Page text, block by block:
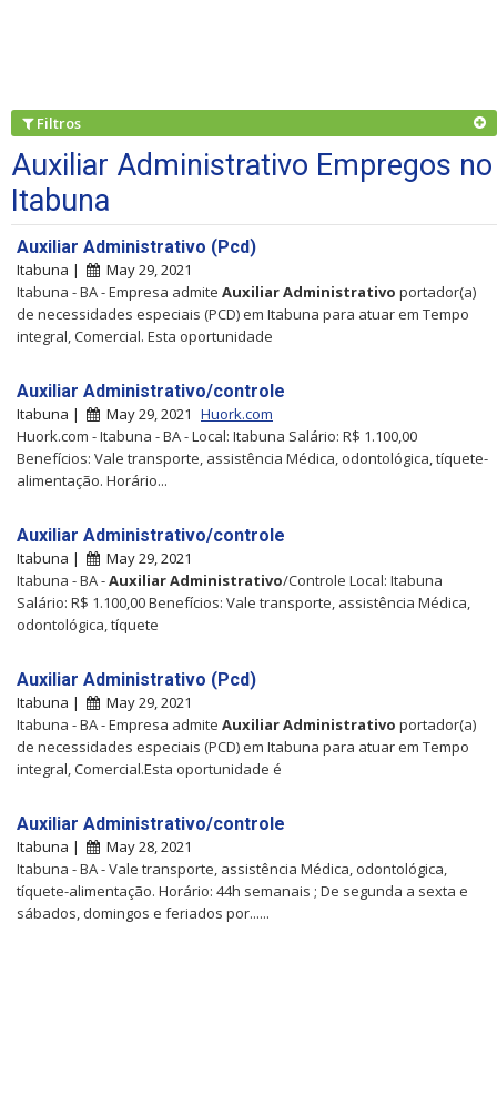
Filtros
Auxiliar Administrativo Empregos no
Itabuna
Auxiliar Administrativo (Pcd)
Itabuna |
May 29, 2021
Itabuna - BA - Empresa admite AuxiliarAdministrativo portador(a)
de necessidades especiais (PCD) em Itabuna para atuar em Tempo
integral, Comercial. Esta oportunidade
Auxiliar Administrativo/controle
Itabuna | May 29, 2021 Huork.com
Huork.com - Itabuna - BA - Local: Itabuna Salário: R$ 1.100,00
Benefícios: Vale transporte, assistência Médica, odontológica, tíquete-
alimentação. Horário...
Auxiliar Administrativo/controle
Itabuna |
May 29, 2021
Itabuna - BA -AuxiliarAdministrativo/Controle Local: Itabuna
Salário: R$ 1.100,00 Benefícios: Vale transporte, assistência Médica,
odontológica, tíquete
Auxiliar Administrativo (Pcd)
Itabuna |
May 29, 2021
Itabuna - BA - Empresa admite AuxiliarAdministrativo portador(a)
de necessidades especiais (PCD) em Itabuna para atuar em Tempo
integral, Comercial.Esta oportunidade é
Auxiliar Administrativo/controle
Itabuna |
May 28, 2021
Itabuna - BA - Vale transporte, assistência Médica, odontológica,
tíquete-alimentação. Horário: 44h semanais ; De segunda a sexta e
sábados, domingos e feriados por......